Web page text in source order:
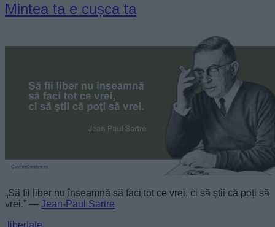
Mintea ta e cușca ta
„Să fii liber nu înseamnă să faci tot ce vrei, ci să știi că poți să
vrei.” — Jean-Paul Sartre